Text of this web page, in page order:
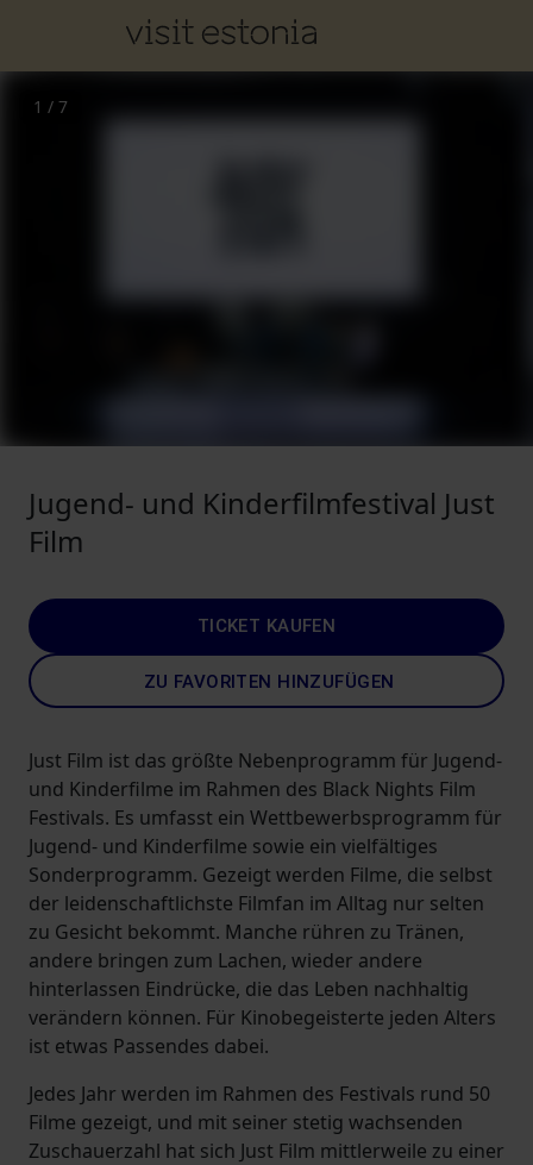
1 / 7
Jugend- und Kinderfilmfestival Just
Film
TICKET KAUFEN
ZU FAVORITEN HINZUFÜGEN
Just Film ist das größte Nebenprogramm für Jugend-
und Kinderfilme im Rahmen des Black Nights Film
Festivals. Es umfasst ein Wettbewerbsprogramm für
Jugend- und Kinderfilme sowie ein vielfältiges
Sonderprogramm. Gezeigt werden Filme, die selbst
der leidenschaftlichste Filmfan im Alltag nur selten
zu Gesicht bekommt. Manche rühren zu Tränen,
andere bringen zum Lachen, wieder andere
hinterlassen Eindrücke, die das Leben nachhaltig
verändern können. Für Kinobegeisterte jeden Alters
ist etwas Passendes dabei.
Jedes Jahr werden im Rahmen des Festivals rund 50
Filme gezeigt, und mit seiner stetig wachsenden
Zuschauerzahl hat sich Just Film mittlerweile zu einer